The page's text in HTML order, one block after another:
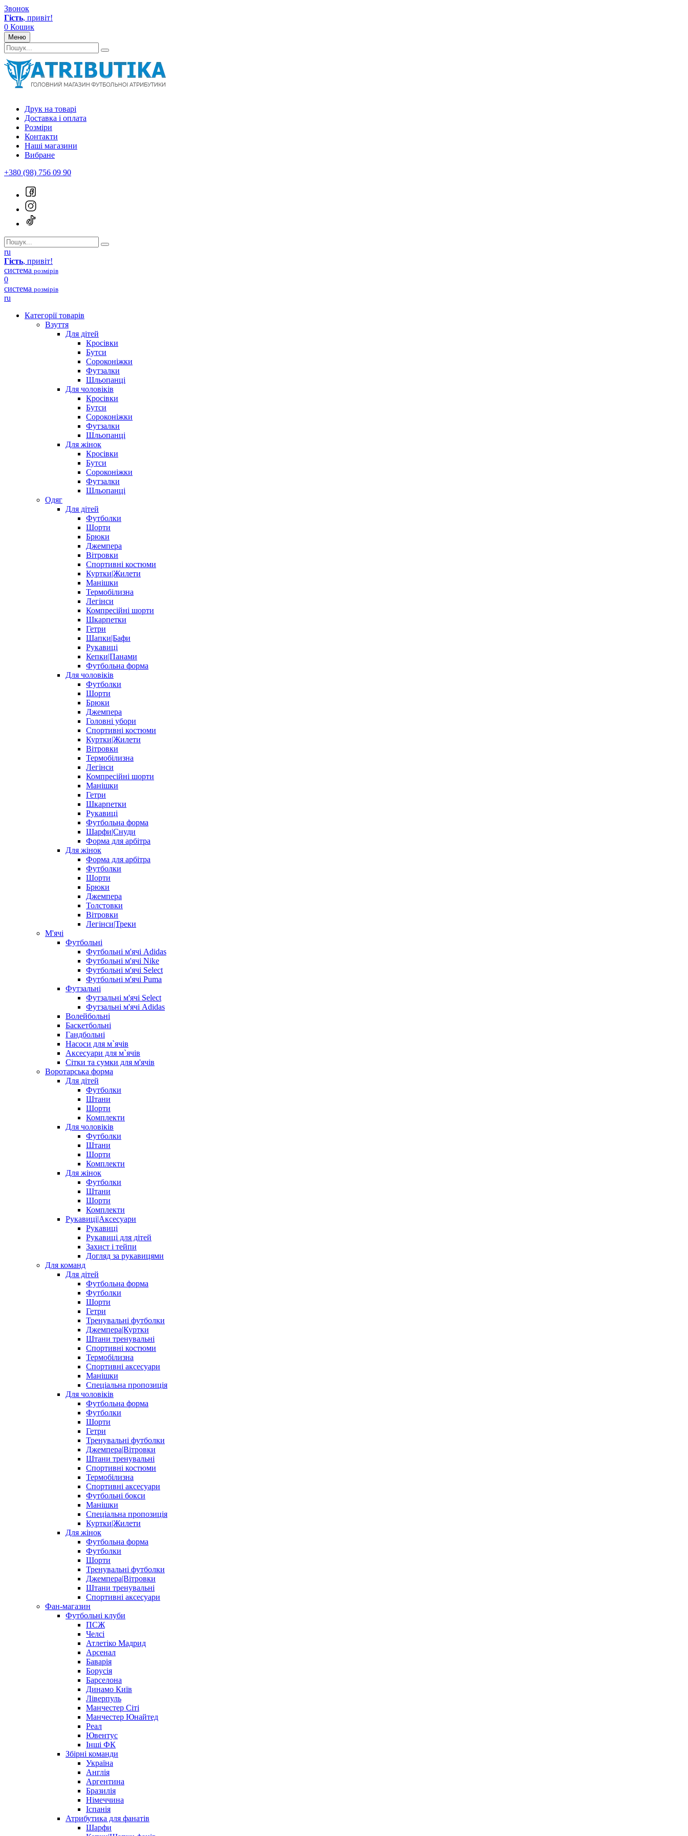
Звонок
Гість, привіт!
0 Кошик
Меню
Друк на товарі
Доставка і оплата
Розміри
Контакти
Наші магазини
Вибране
+380 (98) 756 09 90
ru
Гість, привіт!
система розмірів
0
система розмірів
ru
Категорії товарів
Взуття
Для дітей
Кросівки
Бутси
Сороконіжки
Футзалки
Шльопанці
Для чоловіків
Кросівки
Бутси
Сороконіжки
Футзалки
Шльопанці
Для жінок
Кросівки
Бутси
Сороконіжки
Футзалки
Шльопанці
Одяг
Для дітей
Футболки
Шорти
Брюки
Джемпера
Вітровки
Спортивні костюми
Куртки|Жилети
Манішки
Термобілизна
Легінси
Компресійні шорти
Шкарпетки
Гетри
Шапки|Бафи
Рукавиці
Кепки|Панами
Футбольна форма
Для чоловіків
Футболки
Шорти
Брюки
Джемпера
Головні убори
Спортивні костюми
Куртки|Жилети
Вітровки
Термобілизна
Легінси
Компресійні шорти
Манішки
Гетри
Шкарпетки
Рукавиці
Футбольна форма
Шарфи|Снуди
Форма для арбітра
Для жінок
Форма для арбітра
Футболки
Шорти
Брюки
Джемпера
Толстовки
Вітровки
Легінси|Треки
М'ячі
Футбольні
Футбольні м'ячі Adidas
Футбольні м'ячі Nike
Футбольні м'ячі Select
Футбольні м'ячі Puma
Футзальні
Футзальні м'ячі Select
Футзальні м'ячі Adidas
Волейбольні
Баскетбольні
Гандбольні
Насоси для м`ячів
Аксесуари для м`ячів
Сітки та сумки для м'ячів
Воротарська форма
Для дітей
Футболки
Штани
Шорти
Комплекти
Для чоловіків
Футболки
Штани
Шорти
Комплекти
Для жінок
Футболки
Штани
Шорти
Комплекти
Рукавиці|Аксесуари
Рукавиці
Рукавиці для дітей
Захист і тейпи
Догляд за рукавицями
Для команд
Для дітей
Футбольна форма
Футболки
Шорти
Гетри
Тренувальні футболки
Джемпера|Куртки
Штани тренувальні
Спортивні костюми
Термобілизна
Спортивні аксесуари
Манішки
Спеціальна пропозиція
Для чоловіків
Футбольна форма
Футболки
Шорти
Гетри
Тренувальні футболки
Джемпера|Вітровки
Штани тренувальні
Спортивні костюми
Термобілизна
Спортивні аксесуари
Футбольні бокси
Манішки
Спеціальна пропозиція
Куртки|Жилети
Для жінок
Футбольна форма
Футболки
Шорти
Тренувальні футболки
Джемпера|Вітровки
Штани тренувальні
Спортивні аксесуари
Фан-магазин
Футбольні клуби
ПСЖ
Челсі
Атлетіко Мадрид
Арсенал
Баварія
Борусія
Барселона
Динамо Київ
Ліверпуль
Манчестер Сіті
Манчестер Юнайтед
Реал
Ювентус
Інші ФК
Збірні команди
Україна
Англія
Аргентина
Бразилія
Німеччина
Іспанія
Атрибутика для фанатів
Шарфи